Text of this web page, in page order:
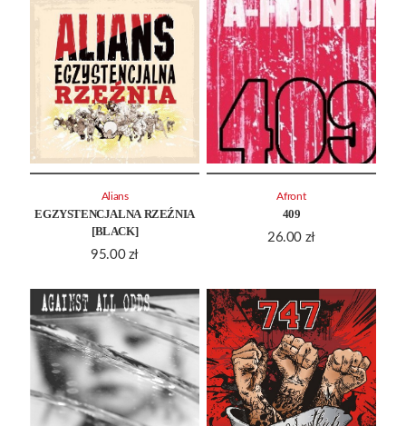
EGZYSTENCJALNA RZEŹNIA
[BLACK]
95.00 zł
Alians
409
26.00 zł
Afront